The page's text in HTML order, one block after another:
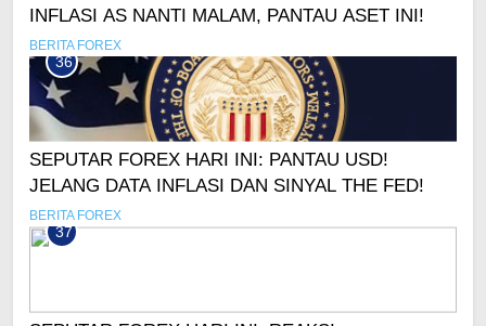
INFLASI AS NANTI MALAM, PANTAU ASET INI!
BERITA FOREX
36
SEPUTAR FOREX HARI INI: PANTAU USD!
JELANG DATA INFLASI DAN SINYAL THE FED!
BERITA FOREX
37